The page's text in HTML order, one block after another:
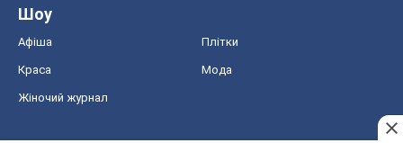
Шоу
Афіша Плітки
Краса Мода
Жіночий журнал